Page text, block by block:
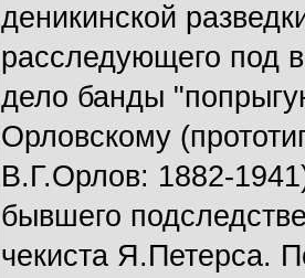
деникинской
расследующего под
дело банды
Орловскому
В.Г.Орлов: 1882-
бывшего
чекиста Я.Петерса.